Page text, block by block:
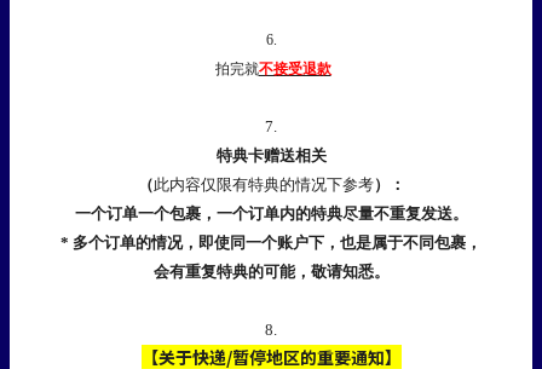
6.
拍完就不接受退款
7.
特典卡赠送相关
（此内容仅限有特典的情况下参考）：
一个订单一个包裹，一个订单内的特典尽量不重复发送。
* 多个订单的情况，即使同一个账户下，也是属于不同包裹，
会有重复特典的可能，敬请知悉。
8.
【关于快递/暂停地区的重要通知】